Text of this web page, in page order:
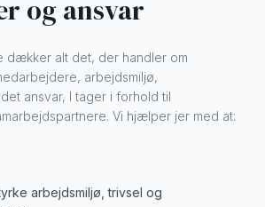
og ansvar
dækker alt det, der handler om
arbejdsmiljø,
ansvar, I tager i forhold til
Vi hjælper jer med at:
arbejdsmiljø, trivsel og